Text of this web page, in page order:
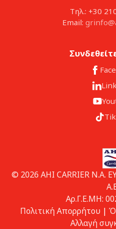
Τηλ.: +30
Email:
© 2026 ΑΗΙ CARRIER
Αρ.Γ.Ε.ΜΗ:
Πολιτική Απορρήτου |
Αλλαγή